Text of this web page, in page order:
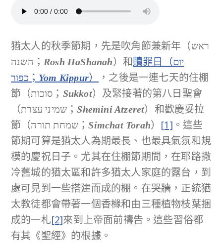
猶太人的秋季節期，先是吹角節兼新年（ראש
השנה；Rosh HaShanah）和贖罪日（יום
כפור； Yom Kippur）
，之後是一連七天的住棚
節（סוכות； Sukkot）及緊接著的第八日聖會
（שמיני עצרת；Shemini Atzeret）和歡慶妥拉
節（שמחת תורה；Simchat Torah） [1] 。這些
節期可算是猶太人為期最長、也最具氣氛和規
模的慶祝日子。尤其在住棚節期間，在耶路撒
冷舊城的猶太區和許多猶太人家庭的露台，到
處可見到一些搭建而成的棚。在哭牆，正統猶
太教徒都會帶著一個香櫞和由三種植物枝葉捆
成的一札[2]來到上帝面前禱告。這些習俗都
有其《聖經》的根據。